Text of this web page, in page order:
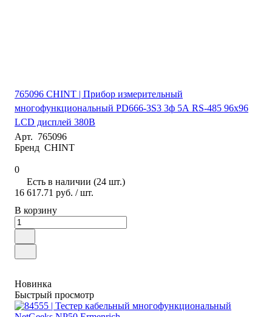
765096 CHINT | Прибор измерительный
многофункциональный PD666-3S3 3ф 5А RS-485 96х96
LCD дисплей 380В
Арт. 765096
Бренд CHINT
0
Есть в наличии (24 шт.)
16 617.71 руб. / шт.
В корзину
Новинка
Быстрый просмотр